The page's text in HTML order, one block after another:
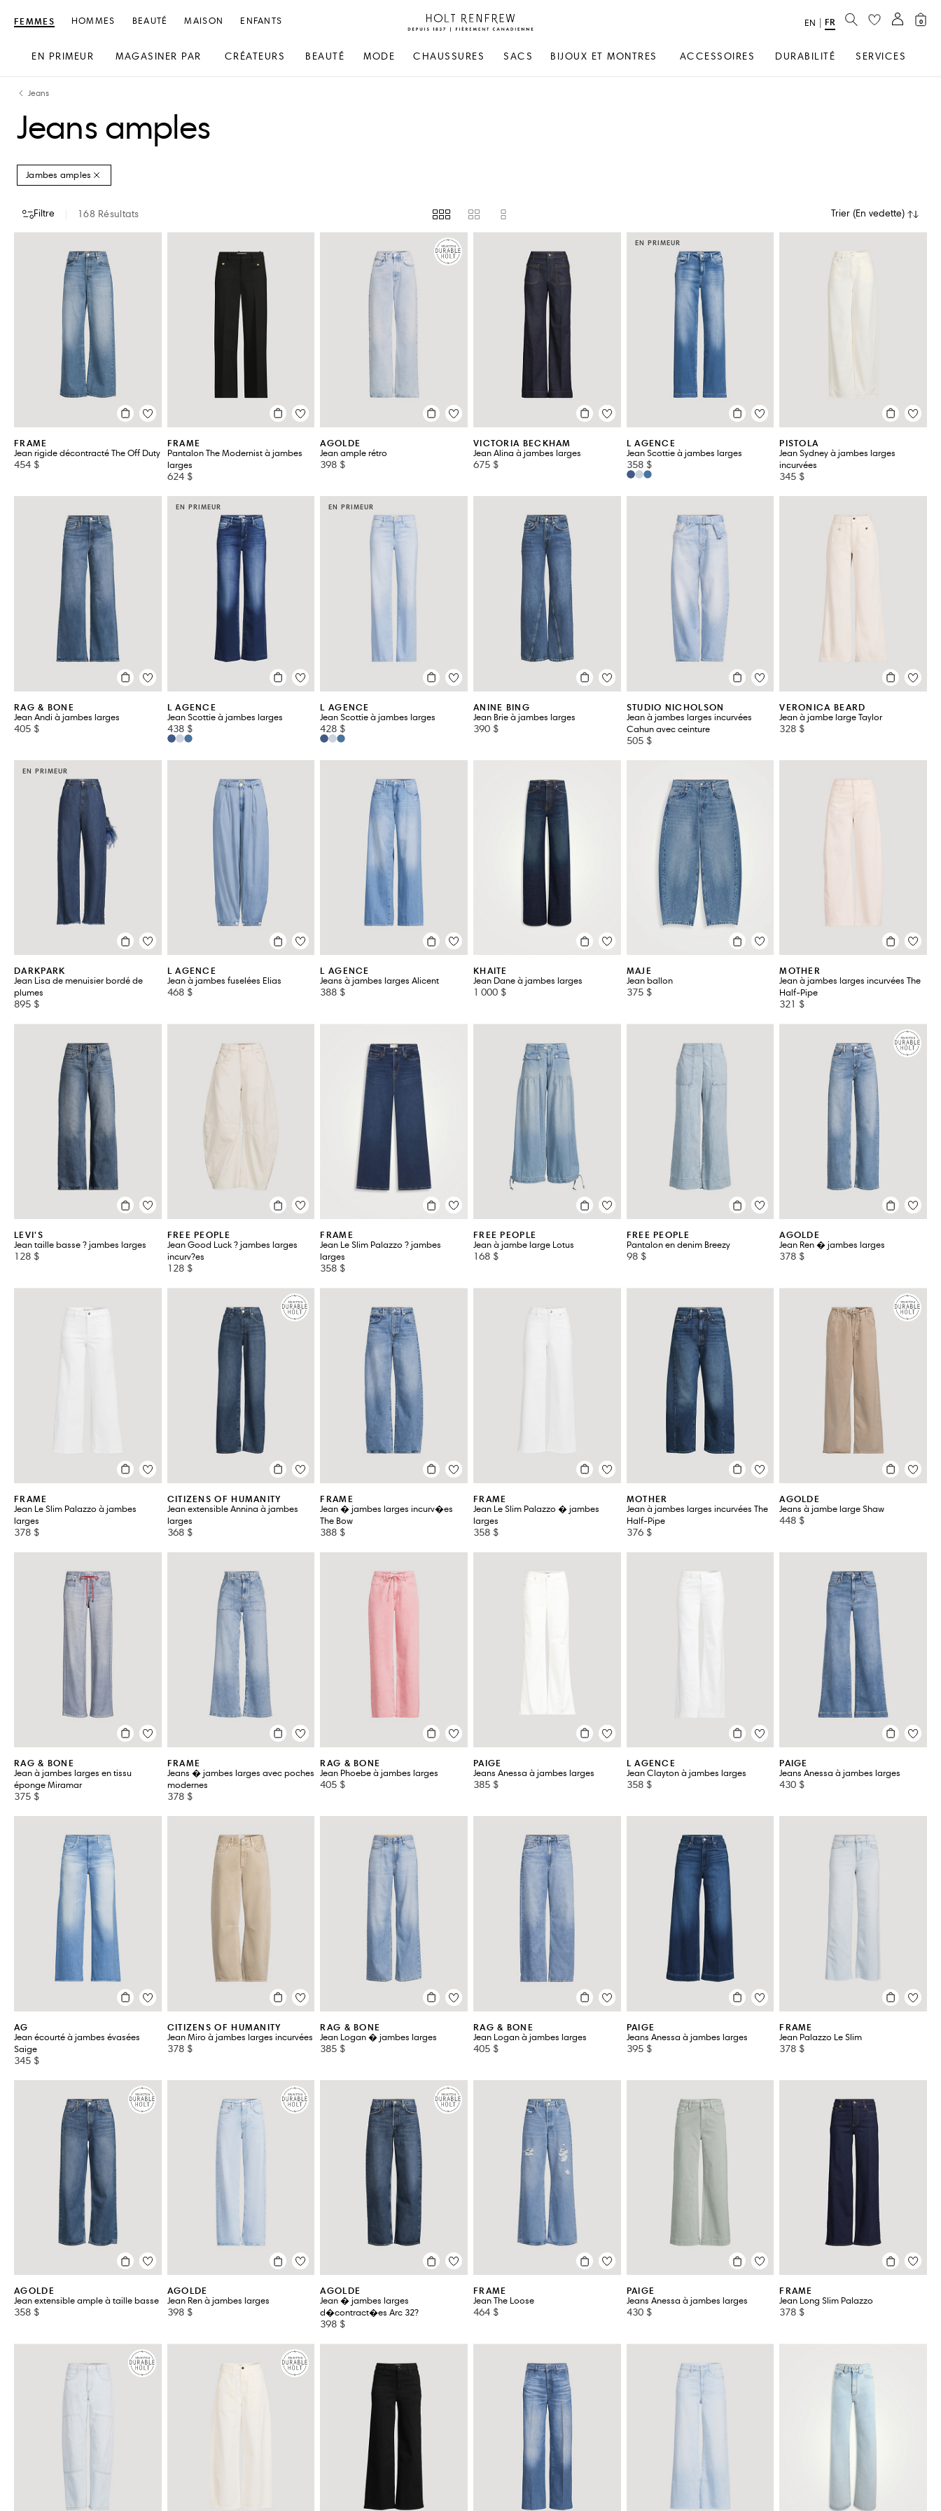
Fierement
FEMMES
EN PRIMEUR MAGASINER PAR CRÉATEURS BEAUTÉ MODE CHAUSSURES SACS BIJOUX ET MONTRES ACCESSOIRES DURABILITÉ SERVICES
HOMMES BEAUTÉ MAISON ENFANTS text.language
EN FR RECHERCHER
0
Jeans
Jeans amples
Jambes amples
Filtre 168 Résultats Trier (En vedette)
CRÉATEURSCOULEUR TAILLE DE VÊTEMENTS TAILLE DE CHAUSSURES (ÉU) PRIXDISPONIBILITÉ EN MAGASIN
A.W.A.K.E. MODE
ACNE STUDIOS
AGOLDE
AKRIS PUNTO
ALAIA
ALEXANDER WANG
AMI PARIS
ANINE BING
BRUNELLO CUCINELLI
CALVIN KLEIN COLLECTION
CHLOE
CITIZENS OF HUMANITY
DARKPARK
DL1961
DRIES VAN NOTEN
ETRO
FRAME
FREE PEOPLE
GANNI
GIVENCHY
HELMUT LANG
KITON
LAFAYETTE 148 NEW YORK
L AGENCE
LOEWE
VOIR TOUT 168
FRAME
Jean rigide décontracté The Off Duty
454 $
FRAME
Pantalon The Modernist à jambes
larges
624 $
AGOLDE
Jean ample rétro
398 $
VICTORIA BECKHAM
Jean Alina à jambes larges
675 $
EN PRIMEUR
L AGENCE
Jean Scottie à jambes larges
358 $
PISTOLA
Jean Sydney à jambes larges
incurvées
345 $
RAG & BONE
Jean Andi à jambes larges
405 $
EN PRIMEUR
L AGENCE
Jean Scottie à jambes larges
438 $
EN PRIMEUR
L AGENCE
Jean Scottie à jambes larges
428 $
ANINE BING
Jean Brie à jambes larges
390 $
STUDIO NICHOLSON
Jean à jambes larges incurvées
Cahun avec ceinture
505 $
VERONICA BEARD
Jean à jambe large Taylor
328 $
EN PRIMEUR
DARKPARK
Jean Lisa de menuisier bordé de
plumes
895 $
L AGENCE
Jean à jambes fuselées Elias
468 $
L AGENCE
Jeans à jambes larges Alicent
388 $
KHAITE
Jean Dane à jambes larges
1 000 $
MAJE
Jean ballon
375 $
MOTHER
Jean à jambes larges incurvées The
Half-Pipe
321 $
LEVI'S
Jean taille basse ? jambes larges
128 $
FREE PEOPLE
Jean Good Luck ? jambes larges
incurv?es
128 $
FRAME
Jean Le Slim Palazzo ? jambes
larges
358 $
FREE PEOPLE
Jean à jambe large Lotus
168 $
FREE PEOPLE
Pantalon en denim Breezy
98 $
AGOLDE
Jean Ren � jambes larges
378 $
FRAME
Jean Le Slim Palazzo à jambes
larges
378 $
CITIZENS OF HUMANITY
Jean extensible Annina à jambes
larges
368 $
FRAME
Jean � jambes larges incurv�es
The Bow
388 $
FRAME
Jean Le Slim Palazzo � jambes
larges
358 $
MOTHER
Jean à jambes larges incurvées The
Half-Pipe
376 $
AGOLDE
Jeans à jambe large Shaw
448 $
RAG & BONE
Jean à jambes larges en tissu
éponge Miramar
375 $
FRAME
Jeans � jambes larges avec poches
modernes
378 $
RAG & BONE
Jean Phoebe à jambes larges
405 $
PAIGE
Jeans Anessa à jambes larges
385 $
L AGENCE
Jean Clayton à jambes larges
358 $
PAIGE
Jeans Anessa à jambes larges
430 $
AG
Jean écourté à jambes évasées
Saige
345 $
CITIZENS OF HUMANITY
Jean Miro à jambes larges incurvées
378 $
RAG & BONE
Jean Logan � jambes larges
385 $
RAG & BONE
Jean Logan à jambes larges
405 $
PAIGE
Jeans Anessa à jambes larges
395 $
FRAME
Jean Palazzo Le Slim
378 $
AGOLDE
Jean extensible ample à taille basse
358 $
AGOLDE
Jean Ren à jambes larges
398 $
AGOLDE
Jean � jambes larges
d�contract�es Arc 32?
398 $
FRAME
Jean The Loose
464 $
PAIGE
Jeans Anessa à jambes larges
430 $
FRAME
Jean Long Slim Palazzo
378 $